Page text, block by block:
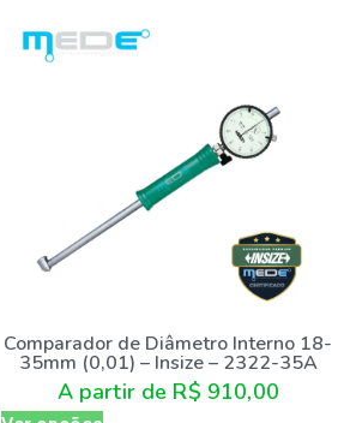
Comparador de Diâmetro Interno 18-
35mm (0,01) – Insize – 2322-35A
A partir de R$ 910,00